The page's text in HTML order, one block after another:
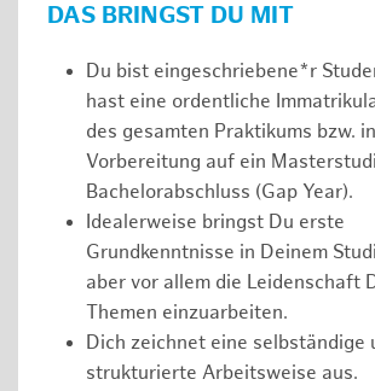
DAS BRINGST DU MIT
Du bist eingeschriebene*r
hast eine ordentliche
des gesamten Praktikums bzw. in
Vorbereitung auf ein
Bachelorabschluss (Gap Year).
Idealerweise bringst Du erste
Grundkenntnisse in Deinem
aber vor allem die Leidenschaft
Themen einzuarbeiten.
Dich zeichnet eine selbständige
strukturierte Arbeitsweise aus.